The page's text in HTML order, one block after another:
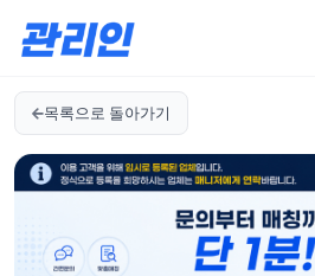
목록으로 돌아가기